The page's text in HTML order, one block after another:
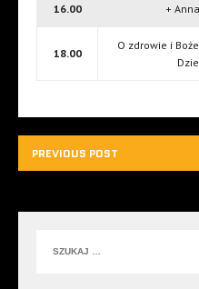
16.00 +
18.00
O zdrowie i
PREVIOUS POST